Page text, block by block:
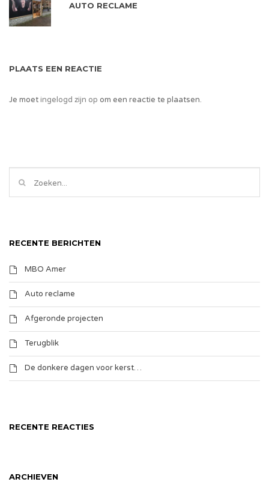
AUTO RECLAME
PLAATS EEN REACTIE
Je moetingelogd zijn op om een reactie te plaatsen.
RECENTE BERICHTEN
MBO Amer
Auto reclame
Afgeronde projecten
Terugblik
De donkere dagen voor kerst…
RECENTE REACTIES
ARCHIEVEN